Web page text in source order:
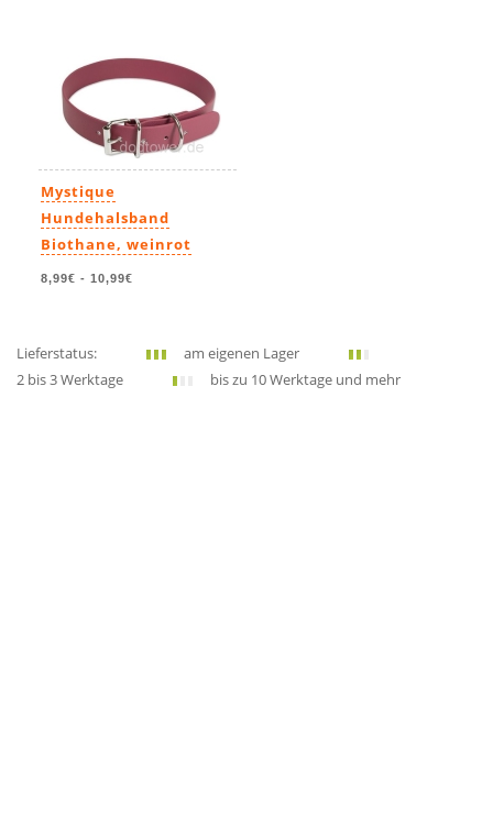
Mystique
Hundehalsband
Biothane, weinrot
8,99€ - 10,99€
Lieferstatus:
am eigenen Lager
2 bis 3 Werktage
bis zu 10 Werktage und mehr